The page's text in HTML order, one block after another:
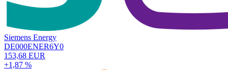
Siemens Energy
DE000ENER6Y0
153,68 EUR
+1,87 %